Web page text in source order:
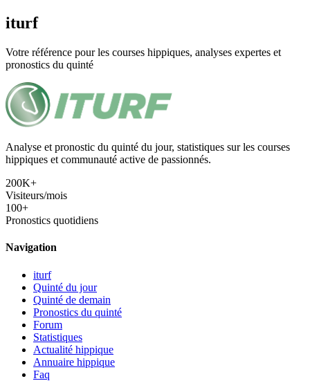
iturf
Votre référence pour les courses hippiques, analyses expertes et
pronostics du quinté
Analyse et pronostic du quinté du jour, statistiques sur les courses
hippiques et communauté active de passionnés.
200K+
Visiteurs/mois
100+
Pronostics quotidiens
Navigation
iturf
Quinté du jour
Quinté de demain
Pronostics du quinté
Forum
Statistiques
Actualité hippique
Annuaire hippique
Faq